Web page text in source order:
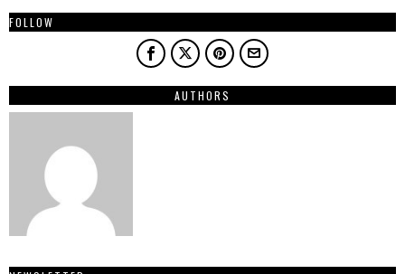
FOLLOW
AUTHORS